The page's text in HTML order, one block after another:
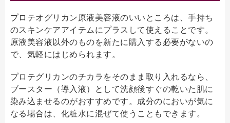
プロテオグリカン原液美容液のいいところは、手持ち
のスキンケアアイテムにプラスして使えることです。
原液美容液以外のものを新たに購入する必要がないの
で、気軽にはじめられます。
プロテグリカンのチカラをそのまま取り入れるなら、
ブースター（導入液）として洗顔後すぐの乾いた肌に
染み込ませるのがおすすめです。成分のにおいが気に
なる場合は、化粧水に混ぜて使うこともできます。